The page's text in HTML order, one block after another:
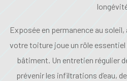
Exposée en permanence au
votre toiture joue un rôle
bâtiment. Un entretien régulier
prévenir les infiltrations d’eau,